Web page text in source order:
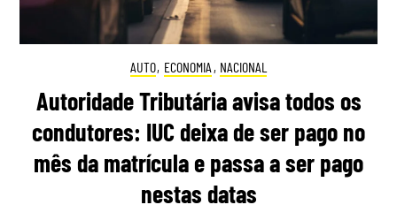
AUTO, ECONOMIA , NACIONAL
Autoridade Tributária avisa todos os
condutores: IUC deixa de ser pago no
mês da matrícula e passa a ser pago
nestas datas